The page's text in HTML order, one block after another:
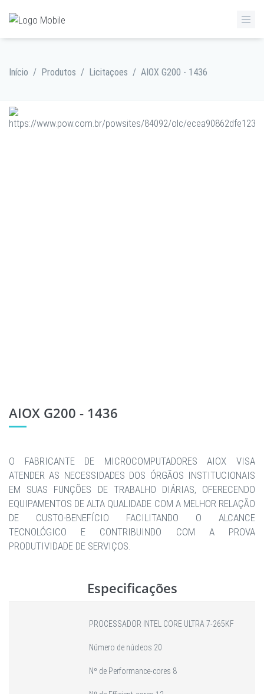
Início / Produtos / Licitaçoes / AIOX G200 - 1436
AIOX G200 - 1436
O FABRICANTE DE MICROCOMPUTADORES AIOX VISA
ATENDER AS NECESSIDADES DOS ÓRGÃOS INSTITUCIONAIS
EM SUAS FUNÇÕES DE TRABALHO DIÁRIAS, OFERECENDO
EQUIPAMENTOS DE ALTA QUALIDADE COM A MELHOR RELAÇÃO
DE CUSTO-BENEFÍCIO FACILITANDO O ALCANCE
TECNOLÓGICO E CONTRIBUINDO COM A PROVA
PRODUTIVIDADE DE SERVIÇOS.
Especificações
PROCESSADOR INTEL CORE ULTRA 7-265KF
Número de núcleos 20
Nº de Performance-cores 8